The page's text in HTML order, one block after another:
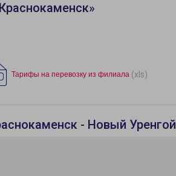
Тарифы на перевозку из филиала (xls)
- Новый Уренгой